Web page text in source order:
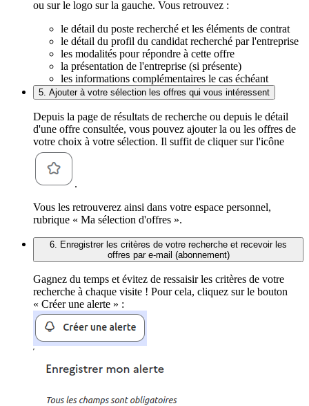
ou sur le logo sur la gauche. Vous retrouvez :
le détail du poste recherché et les éléments de contrat
le détail du profil du candidat recherché par l'entreprise
les modalités pour répondre à cette offre
la présentation de l'entreprise (si présente)
les informations complémentaires le cas échéant
5. Ajouter à votre sélection les offres qui vous intéressent
Depuis la page de résultats de recherche ou depuis le détail
d'une offre consultée, vous pouvez ajouter la ou les offres de
votre choix à votre sélection. Il suffit de cliquer sur l'icône
.
Vous les retrouverez ainsi dans votre espace personnel,
rubrique « Ma sélection d'offres ».
6. Enregistrer les critères de votre recherche et recevoir les
offres par e-mail (abonnement)
Gagnez du temps et évitez de ressaisir les critères de votre
recherche à chaque visite ! Pour cela, cliquez sur le bouton
« Créer une alerte » :